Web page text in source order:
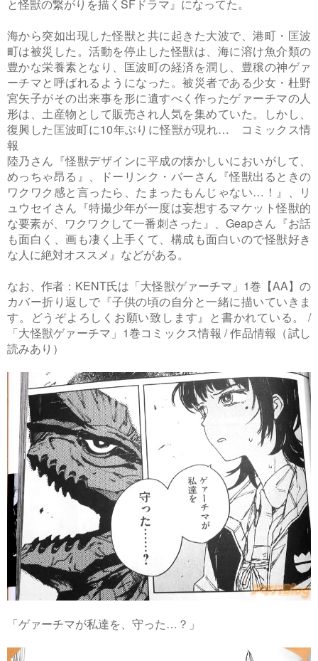
と怪獣の繋がりを描くSFドラマ』になってた。
海から突如出現した怪獣と共に起きた大波で、港町・匡波
町は被災した。活動を停止した怪獣は、海に溶け魚介類の
豊かな栄養素となり、匡波町の経済を潤し、豊穣の神ゲァ
ーチマと呼ばれるようになった。被災者である少女・杜野
宮矢子がその出来事を形に遺すべく作ったゲァーチマの人
形は、土産物として販売され人気を集めていた。しかし、
復興した匡波町に10年ぶりに怪獣が現れ… コミックス情
報
陸乃さん『怪獣デザインに平成の懐かしいにおいがして、
めっちゃ昂る』、ドーリンク・バーさん『怪獣出るときの
ワクワク感と言ったら、たまったもんじゃない…！』、リ
ュウセイさん『特撮少年が一度は妄想するマケット怪獣的
な要素が、ワクワクして一番刺さった』、Geapさん『お話
も面白く、画も凄く上手くて、構成も面白いので怪獣好き
な人に絶対オススメ』などがある。
なお、作者：KENT氏は「大怪獣ゲァーチマ」1巻【AA】の
カバー折り返しで『子供の頃の自分と一緒に描いていきま
す。どうぞよろしくお願い致します』と書かれている。 /
「大怪獣ゲァーチマ」1巻コミックス情報 / 作品情報（試し
読みあり）
「ゲァーチマが私達を、守った…？」